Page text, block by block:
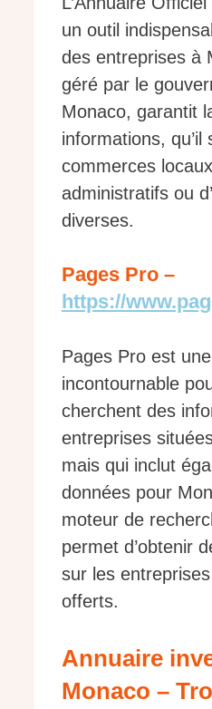
un outil
des entreprises à
géré par le
Monaco, garantit
informations, qu’il
commerces
administratifs ou
diverses.
Pages Pro –
https://
Pages Pro est
incontournable
cherchent des
entreprises
mais qui inclut
données pour
moteur de
permet d’obtenir
sur les
offerts.
Annuaire
Monaco –